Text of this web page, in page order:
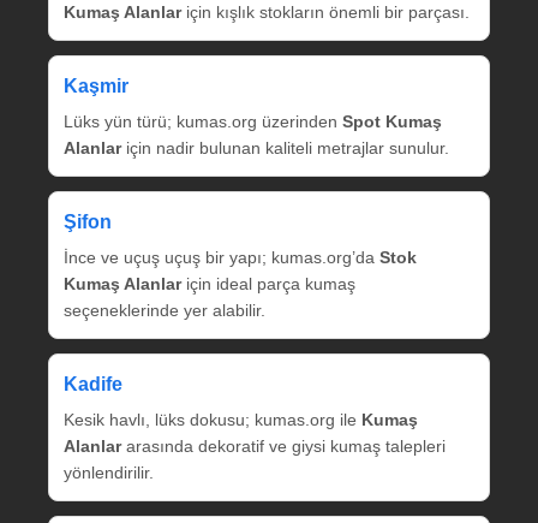
Kumaş Alanlariçin kışlık stokların önemli bir parçası.
Kaşmir
Lüks yün türü; kumas.org üzerinden Spot Kumaş
Alanlariçin nadir bulunan kaliteli metrajlar sunulur.
Şifon
İnce ve uçuş uçuş bir yapı; kumas.org’da Stok
Kumaş Alanlariçin ideal parça kumaş
seçeneklerinde yer alabilir.
Kadife
Kesik havlı, lüks dokusu; kumas.org ile Kumaş
Alanlararasında dekoratif ve giysi kumaş talepleri
yönlendirilir.